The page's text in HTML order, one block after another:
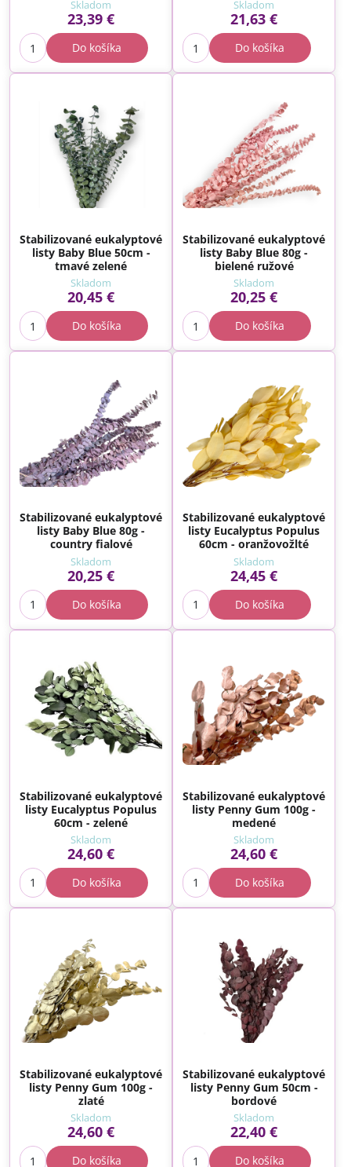
Skladom
23,39 €
Do košíka
Skladom
21,63 €
Do košíka
Stabilizované eukalyptové
listy Baby Blue 50cm -
tmavé zelené
Skladom
20,45 €
Do košíka
Stabilizované eukalyptové
listy Baby Blue 80g -
bielené ružové
Skladom
20,25 €
Do košíka
Stabilizované eukalyptové
listy Baby Blue 80g -
country fialové
Skladom
20,25 €
Do košíka
Stabilizované eukalyptové
listy Eucalyptus Populus
60cm - oranžovožlté
Skladom
24,45 €
Do košíka
Stabilizované eukalyptové
listy Eucalyptus Populus
60cm - zelené
Skladom
24,60 €
Do košíka
Stabilizované eukalyptové
listy Penny Gum 100g -
medené
Skladom
24,60 €
Do košíka
Stabilizované eukalyptové
listy Penny Gum 100g -
zlaté
Skladom
24,60 €
Do košíka
Stabilizované eukalyptové
listy Penny Gum 50cm -
bordové
Skladom
22,40 €
Do košíka